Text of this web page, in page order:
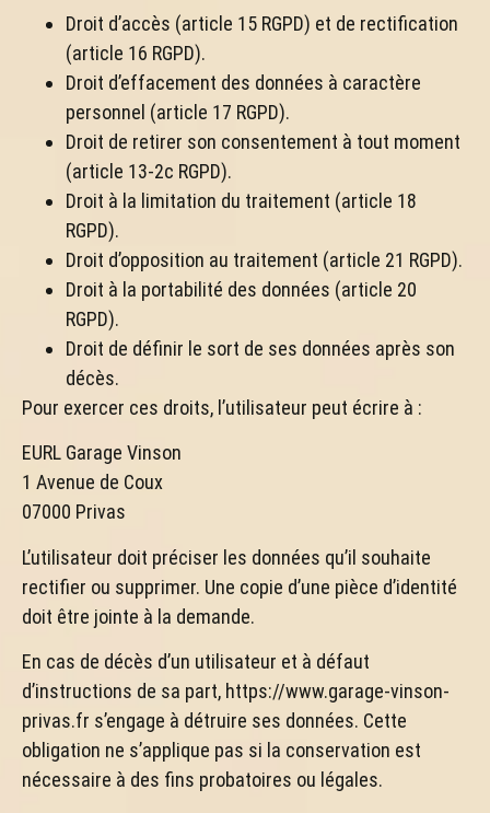
Droit d’accès (article 15 RGPD) et de rectification
(article 16 RGPD).
Droit d’effacement des données à caractère
personnel (article 17 RGPD).
Droit de retirer son consentement à tout moment
(article 13-2c RGPD).
Droit à la limitation du traitement (article 18
RGPD).
Droit d’opposition au traitement (article 21 RGPD).
Droit à la portabilité des données (article 20
RGPD).
Droit de définir le sort de ses données après son
décès.
Pour exercer ces droits, l’utilisateur peut écrire à :
EURL Garage Vinson
1 Avenue de Coux
07000 Privas
L’utilisateur doit préciser les données qu’il souhaite
rectifier ou supprimer. Une copie d’une pièce d’identité
doit être jointe à la demande.
En cas de décès d’un utilisateur et à défaut
d’instructions de sa part, https://www.garage-vinson-
privas.fr s’engage à détruire ses données. Cette
obligation ne s’applique pas si la conservation est
nécessaire à des fins probatoires ou légales.